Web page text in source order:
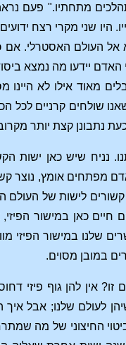
מתחתיו." פעם
היו שני מקרי רצח
העולם האסטרלי. אם
האדם יידעו מה נמצא
מאוד אילו לא
שולחים קרניים לכל
נתבונן קצת יותר
נניח שיש כאן ישות
מפתחים אומץ, נוצר
לישות של העולם
כאן במישור הפיזי,
שלנו במישור הפיזי
במובן מסוים.
זו? אין להן גוף
לעולם שלנו; אבל איך
החיצוני של מה